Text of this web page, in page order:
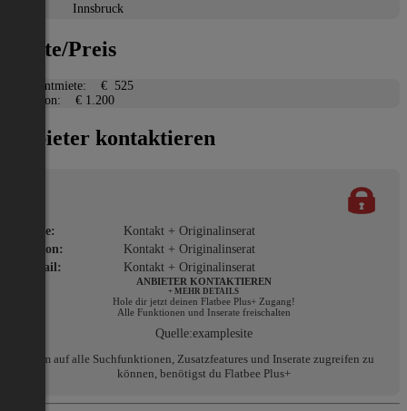
Innsbruck
Miete/Preis
Gesamtmiete:
€ 525
Kaution:
€ 1.200
Anbieter kontaktieren
Name:
Kontakt + Originalinserat
Telefon:
Kontakt + Originalinserat
E-Mail:
Kontakt + Originalinserat
ANBIETER KONTAKTIEREN
+ MEHR DETAILS
Hole dir jetzt deinen Flatbee Plus+ Zugang!
Alle Funktionen und Inserate freischalten
Quelle:examplesite
Um auf alle Suchfunktionen, Zusatzfeatures und Inserate zugreifen zu
können, benötigst du Flatbee Plus+